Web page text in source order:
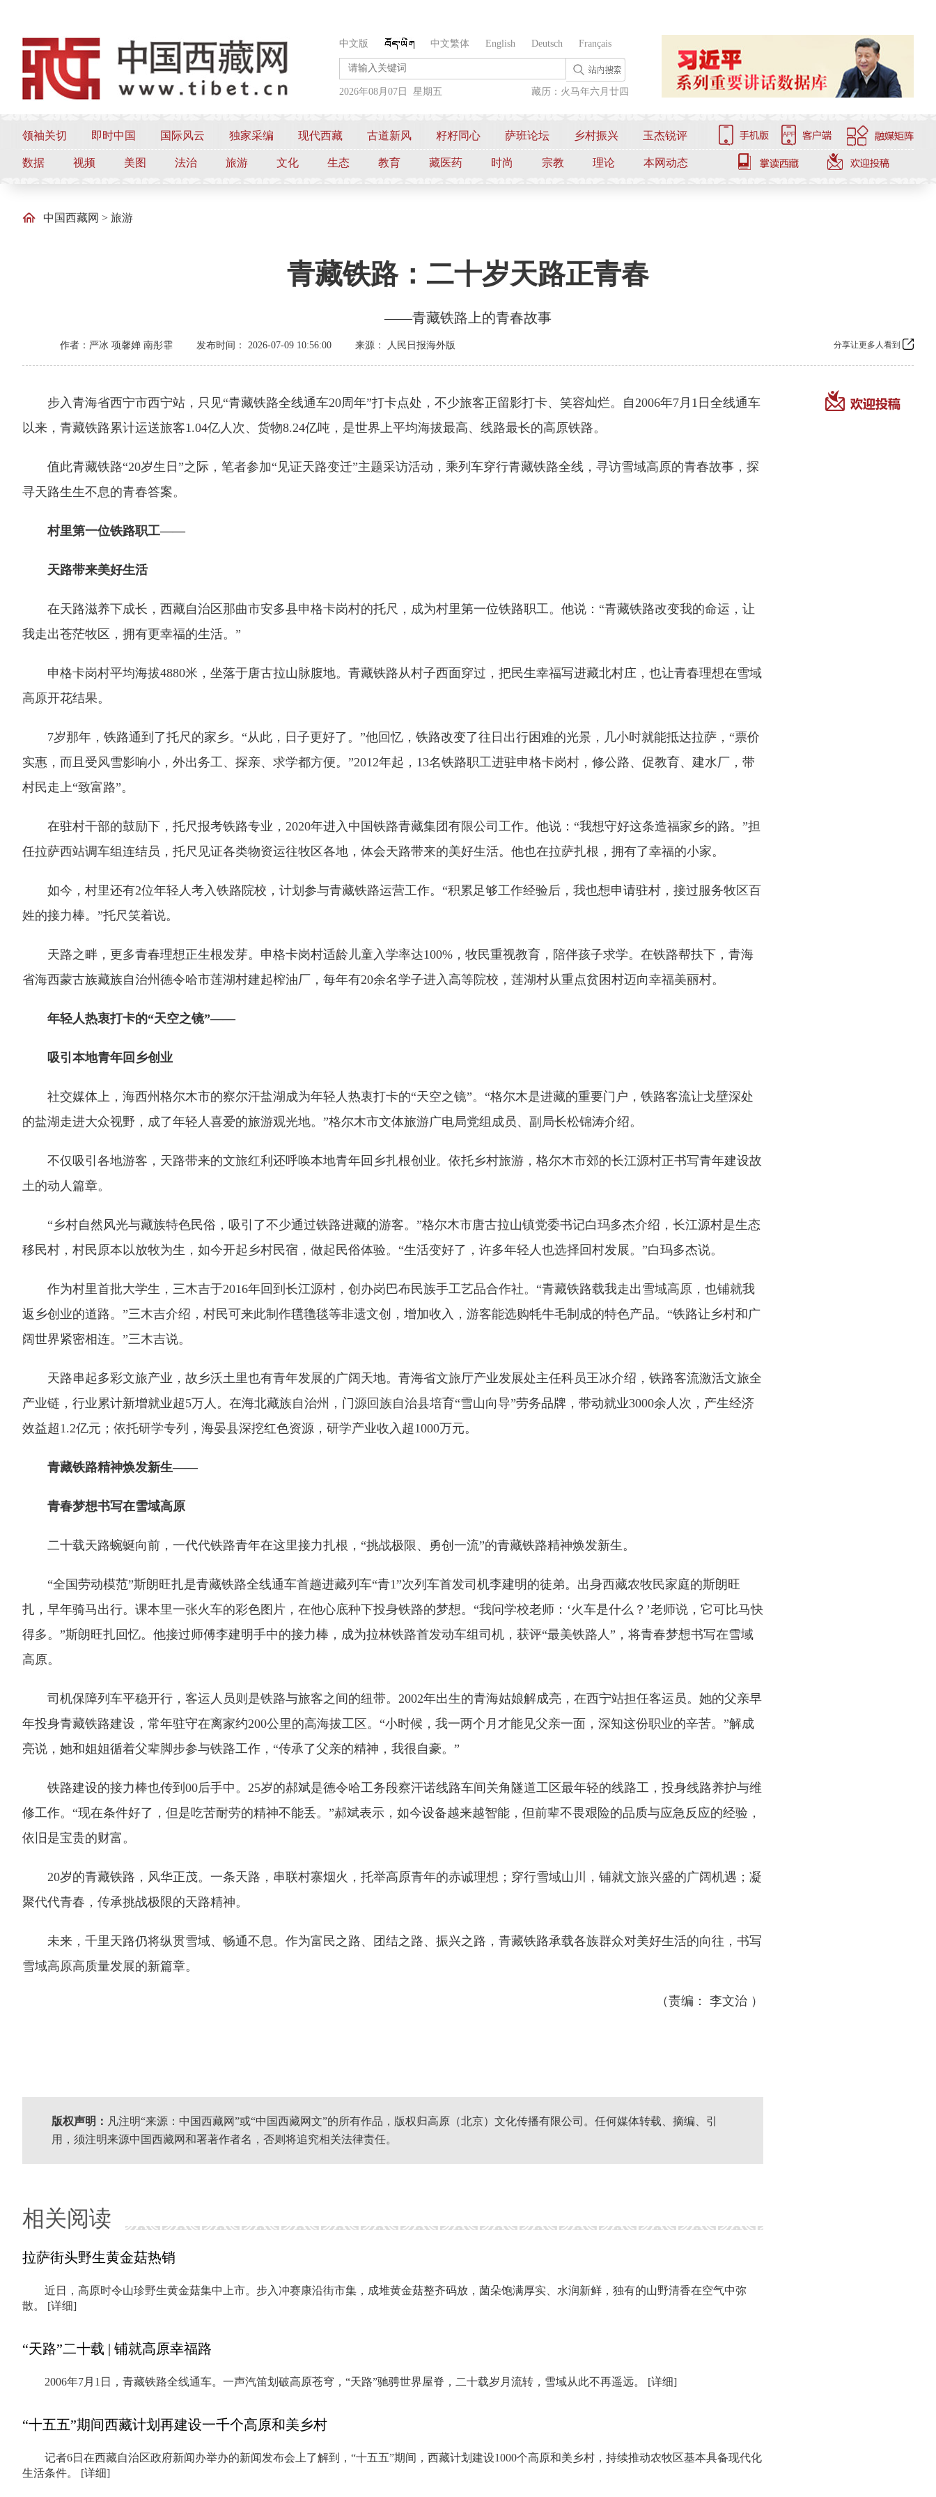
中文版 中文繁体 English Deutsch Français
2026年08月07日 星期五 藏历：火马年六月廿四
领袖关切 即时中国 国际风云 独家采编 现代西藏 古道新风 籽籽同心 萨班论坛 乡村振兴 玉杰锐评
数据 视频 美图 法治 旅游 文化 生态 教育 藏医药 时尚 宗教 理论 本网动态
中国西藏网 > 旅游
青藏铁路：二十岁天路正青春
——青藏铁路上的青春故事
作者：严冰 项馨婵 南彤霏 发布时间： 2026-07-09 10:56:00 来源： 人民日报海外版 分享让更多人看到
步入青海省西宁市西宁站，只见“青藏铁路全线通车20周年”打卡点处，不少旅客正留影打卡、笑容灿烂。自2006年7月1日全线通车
以来，青藏铁路累计运送旅客1.04亿人次、货物8.24亿吨，是世界上平均海拔最高、线路最长的高原铁路。
值此青藏铁路“20岁生日”之际，笔者参加“见证天路变迁”主题采访活动，乘列车穿行青藏铁路全线，寻访雪域高原的青春故事，探
寻天路生生不息的青春答案。
村里第一位铁路职工——
天路带来美好生活
在天路滋养下成长，西藏自治区那曲市安多县申格卡岗村的托尺，成为村里第一位铁路职工。他说：“青藏铁路改变我的命运，让
我走出苍茫牧区，拥有更幸福的生活。”
申格卡岗村平均海拔4880米，坐落于唐古拉山脉腹地。青藏铁路从村子西面穿过，把民生幸福写进藏北村庄，也让青春理想在雪域
高原开花结果。
7岁那年，铁路通到了托尺的家乡。“从此，日子更好了。”他回忆，铁路改变了往日出行困难的光景，几小时就能抵达拉萨，“票价
实惠，而且受风雪影响小，外出务工、探亲、求学都方便。”2012年起，13名铁路职工进驻申格卡岗村，修公路、促教育、建水厂，带
村民走上“致富路”。
在驻村干部的鼓励下，托尺报考铁路专业，2020年进入中国铁路青藏集团有限公司工作。他说：“我想守好这条造福家乡的路。”担
任拉萨西站调车组连结员，托尺见证各类物资运往牧区各地，体会天路带来的美好生活。他也在拉萨扎根，拥有了幸福的小家。
如今，村里还有2位年轻人考入铁路院校，计划参与青藏铁路运营工作。“积累足够工作经验后，我也想申请驻村，接过服务牧区百
姓的接力棒。”托尺笑着说。
天路之畔，更多青春理想正生根发芽。申格卡岗村适龄儿童入学率达100%，牧民重视教育，陪伴孩子求学。在铁路帮扶下，青海
省海西蒙古族藏族自治州德令哈市莲湖村建起榨油厂，每年有20余名学子进入高等院校，莲湖村从重点贫困村迈向幸福美丽村。
年轻人热衷打卡的“天空之镜”——
吸引本地青年回乡创业
社交媒体上，海西州格尔木市的察尔汗盐湖成为年轻人热衷打卡的“天空之镜”。“格尔木是进藏的重要门户，铁路客流让戈壁深处
的盐湖走进大众视野，成了年轻人喜爱的旅游观光地。”格尔木市文体旅游广电局党组成员、副局长松锦涛介绍。
不仅吸引各地游客，天路带来的文旅红利还呼唤本地青年回乡扎根创业。依托乡村旅游，格尔木市郊的长江源村正书写青年建设故
土的动人篇章。
“乡村自然风光与藏族特色民俗，吸引了不少通过铁路进藏的游客。”格尔木市唐古拉山镇党委书记白玛多杰介绍，长江源村是生态
移民村，村民原本以放牧为生，如今开起乡村民宿，做起民俗体验。“生活变好了，许多年轻人也选择回村发展。”白玛多杰说。
作为村里首批大学生，三木吉于2016年回到长江源村，创办岗巴布民族手工艺品合作社。“青藏铁路载我走出雪域高原，也铺就我
返乡创业的道路。”三木吉介绍，村民可来此制作氆氇毯等非遗文创，增加收入，游客能选购牦牛毛制成的特色产品。“铁路让乡村和广
阔世界紧密相连。”三木吉说。
天路串起多彩文旅产业，故乡沃土里也有青年发展的广阔天地。青海省文旅厅产业发展处主任科员王冰介绍，铁路客流激活文旅全
产业链，行业累计新增就业超5万人。在海北藏族自治州，门源回族自治县培育“雪山向导”劳务品牌，带动就业3000余人次，产生经济
效益超1.2亿元；依托研学专列，海晏县深挖红色资源，研学产业收入超1000万元。
青藏铁路精神焕发新生——
青春梦想书写在雪域高原
二十载天路蜿蜒向前，一代代铁路青年在这里接力扎根，“挑战极限、勇创一流”的青藏铁路精神焕发新生。
“全国劳动模范”斯朗旺扎是青藏铁路全线通车首趟进藏列车“青1”次列车首发司机李建明的徒弟。出身西藏农牧民家庭的斯朗旺
扎，早年骑马出行。课本里一张火车的彩色图片，在他心底种下投身铁路的梦想。“我问学校老师：‘火车是什么？’老师说，它可比马快
得多。”斯朗旺扎回忆。他接过师傅李建明手中的接力棒，成为拉林铁路首发动车组司机，获评“最美铁路人”，将青春梦想书写在雪域
高原。
司机保障列车平稳开行，客运人员则是铁路与旅客之间的纽带。2002年出生的青海姑娘解成亮，在西宁站担任客运员。她的父亲早
年投身青藏铁路建设，常年驻守在离家约200公里的高海拔工区。“小时候，我一两个月才能见父亲一面，深知这份职业的辛苦。”解成
亮说，她和姐姐循着父辈脚步参与铁路工作，“传承了父亲的精神，我很自豪。”
铁路建设的接力棒也传到00后手中。25岁的郝斌是德令哈工务段察汗诺线路车间关角隧道工区最年轻的线路工，投身线路养护与维
修工作。“现在条件好了，但是吃苦耐劳的精神不能丢。”郝斌表示，如今设备越来越智能，但前辈不畏艰险的品质与应急反应的经验，
依旧是宝贵的财富。
20岁的青藏铁路，风华正茂。一条天路，串联村寨烟火，托举高原青年的赤诚理想；穿行雪域山川，铺就文旅兴盛的广阔机遇；凝
聚代代青春，传承挑战极限的天路精神。
未来，千里天路仍将纵贯雪域、畅通不息。作为富民之路、团结之路、振兴之路，青藏铁路承载各族群众对美好生活的向往，书写
雪域高原高质量发展的新篇章。
（责编： 李文治 ）
版权声明： 凡注明“来源：中国西藏网”或“中国西藏网文”的所有作品，版权归高原（北京）文化传播有限公司。任何媒体转载、摘编、引
用，须注明来源中国西藏网和署著作者名，否则将追究相关法律责任。
相关阅读
拉萨街头野生黄金菇热销
近日，高原时令山珍野生黄金菇集中上市。步入冲赛康沿街市集，成堆黄金菇整齐码放，菌朵饱满厚实、水润新鲜，独有的山野清香在空气中弥
散。 [详细]
“天路”二十载 | 铺就高原幸福路
2006年7月1日，青藏铁路全线通车。一声汽笛划破高原苍穹，“天路”驰骋世界屋脊，二十载岁月流转，雪域从此不再遥远。 [详细]
“十五五”期间西藏计划再建设一千个高原和美乡村
记者6日在西藏自治区政府新闻办举办的新闻发布会上了解到，“十五五”期间，西藏计划建设1000个高原和美乡村，持续推动农牧区基本具备现代化
生活条件。 [详细]